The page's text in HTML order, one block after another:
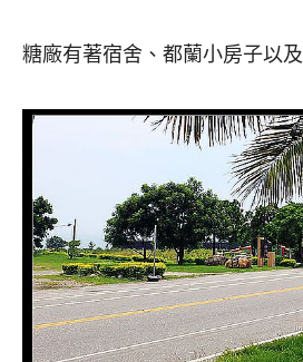
糖廠有著宿舍、都蘭小房子以